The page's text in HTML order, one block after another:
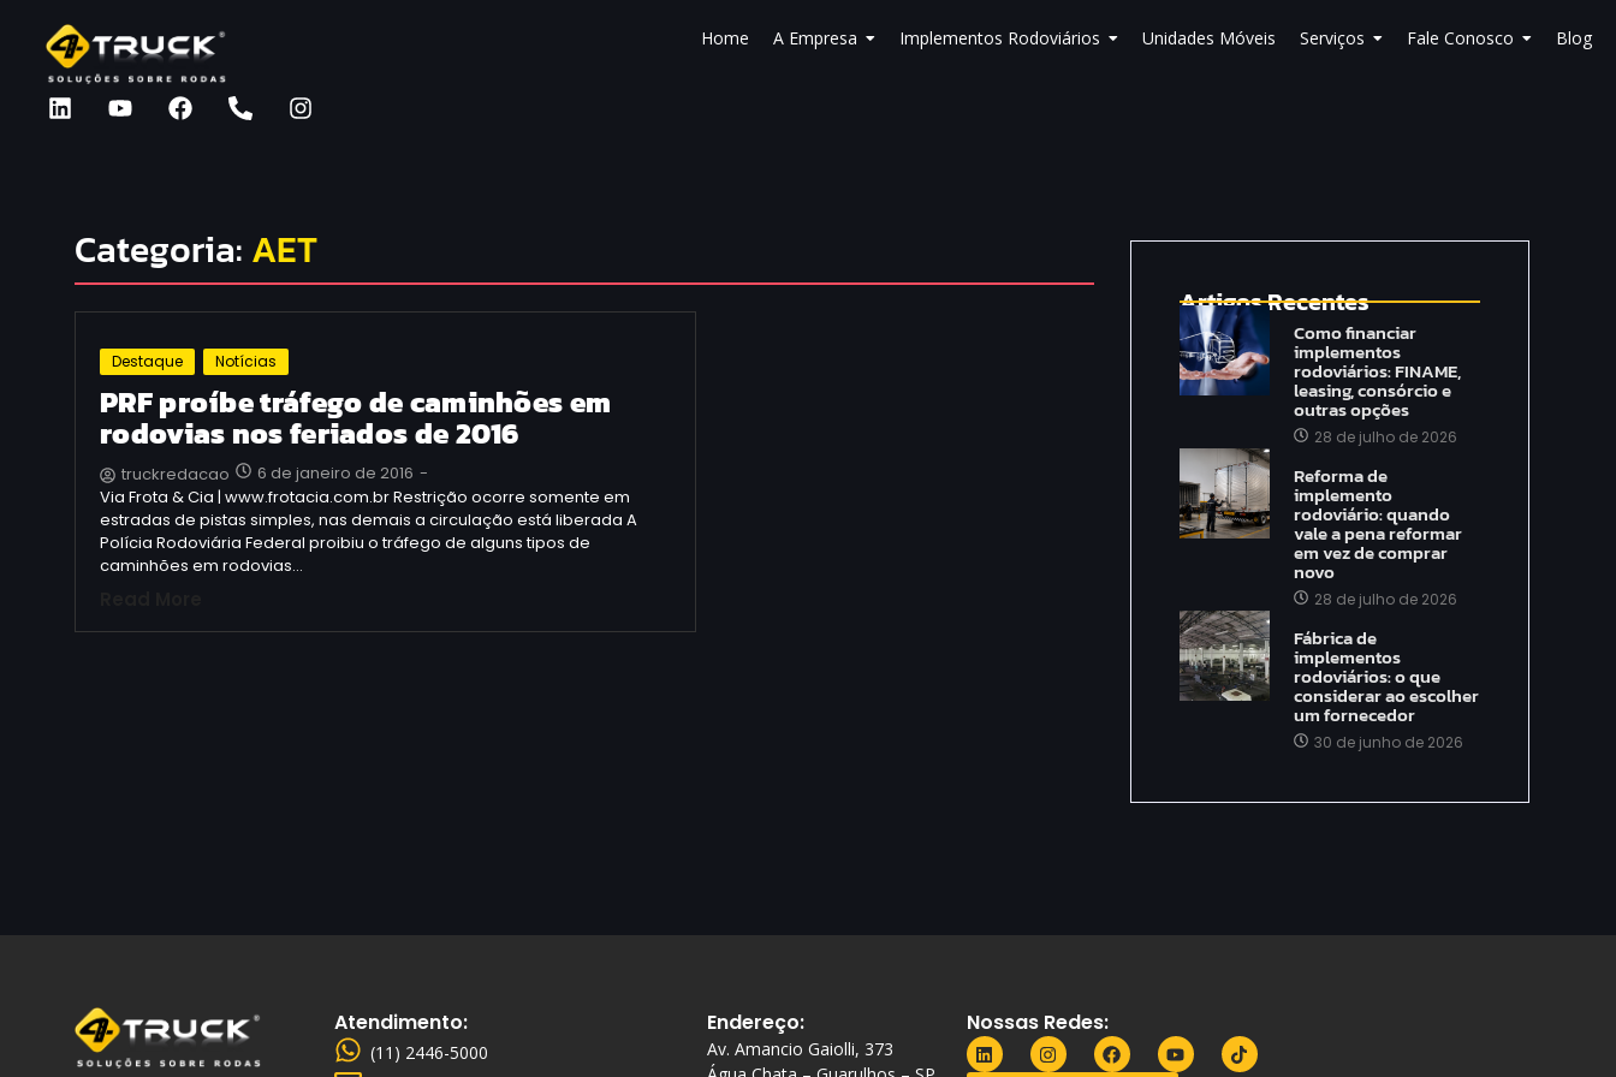
Home A Empresa Implementos Rodoviários Unidades Móveis Serviços Fale Conosco Blog
Categoria: AET
Destaque Notícias
PRF proíbe tráfego de caminhões em
rodovias nos feriados de 2016
truckredacao 6 de janeiro de 2016 -
Via Frota & Cia | www.frotacia.com.br Restrição ocorre somente em
estradas de pistas simples, nas demais a circulação está liberada A
Polícia Rodoviária Federal proibiu o tráfego de alguns tipos de
caminhões em rodovias…
Artigos Recentes
Como financiar
implementos
rodoviários: FINAME,
leasing, consórcio e
outras opções
28 de julho de 2026
Reforma de
implemento
rodoviário: quando
vale a pena reformar
em vez de comprar
novo
28 de julho de 2026
Fábrica de
implementos
rodoviários: o que
considerar ao escolher
um fornecedor
30 de junho de 2026
Atendimento:
(11) 2446-5000
Endereço:
Av. Amancio Gaiolli, 373
Nossas Redes: